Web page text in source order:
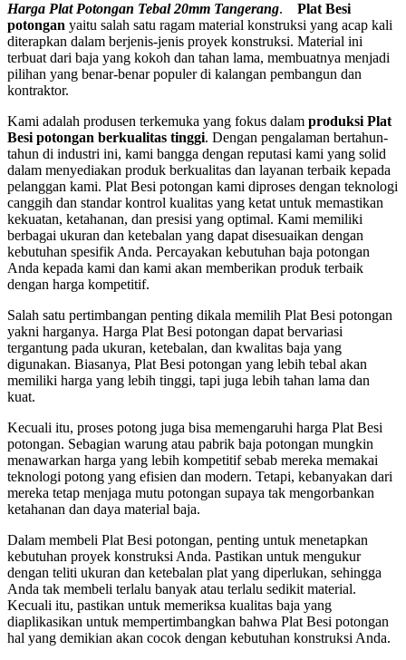
Harga Plat Potongan Tebal 20mm Tangerang. Plat Besi
potongan yaitu salah satu ragam material konstruksi yang acap kali
diterapkan dalam berjenis-jenis proyek konstruksi. Material ini
terbuat dari baja yang kokoh dan tahan lama, membuatnya menjadi
pilihan yang benar-benar populer di kalangan pembangun dan
kontraktor.
Kami adalah produsen terkemuka yang fokus dalam produksi Plat
Besi potongan berkualitas tinggi. Dengan pengalaman bertahun-
tahun di industri ini, kami bangga dengan reputasi kami yang solid
dalam menyediakan produk berkualitas dan layanan terbaik kepada
pelanggan kami. Plat Besi potongan kami diproses dengan teknologi
canggih dan standar kontrol kualitas yang ketat untuk memastikan
kekuatan, ketahanan, dan presisi yang optimal. Kami memiliki
berbagai ukuran dan ketebalan yang dapat disesuaikan dengan
kebutuhan spesifik Anda. Percayakan kebutuhan baja potongan
Anda kepada kami dan kami akan memberikan produk terbaik
dengan harga kompetitif.
Salah satu pertimbangan penting dikala memilih Plat Besi potongan
yakni harganya. Harga Plat Besi potongan dapat bervariasi
tergantung pada ukuran, ketebalan, dan kwalitas baja yang
digunakan. Biasanya, Plat Besi potongan yang lebih tebal akan
memiliki harga yang lebih tinggi, tapi juga lebih tahan lama dan
kuat.
Kecuali itu, proses potong juga bisa memengaruhi harga Plat Besi
potongan. Sebagian warung atau pabrik baja potongan mungkin
menawarkan harga yang lebih kompetitif sebab mereka memakai
teknologi potong yang efisien dan modern. Tetapi, kebanyakan dari
mereka tetap menjaga mutu potongan supaya tak mengorbankan
ketahanan dan daya material baja.
Dalam membeli Plat Besi potongan, penting untuk menetapkan
kebutuhan proyek konstruksi Anda. Pastikan untuk mengukur
dengan teliti ukuran dan ketebalan plat yang diperlukan, sehingga
Anda tak membeli terlalu banyak atau terlalu sedikit material.
Kecuali itu, pastikan untuk memeriksa kualitas baja yang
diaplikasikan untuk mempertimbangkan bahwa Plat Besi potongan
hal yang demikian akan cocok dengan kebutuhan konstruksi Anda.